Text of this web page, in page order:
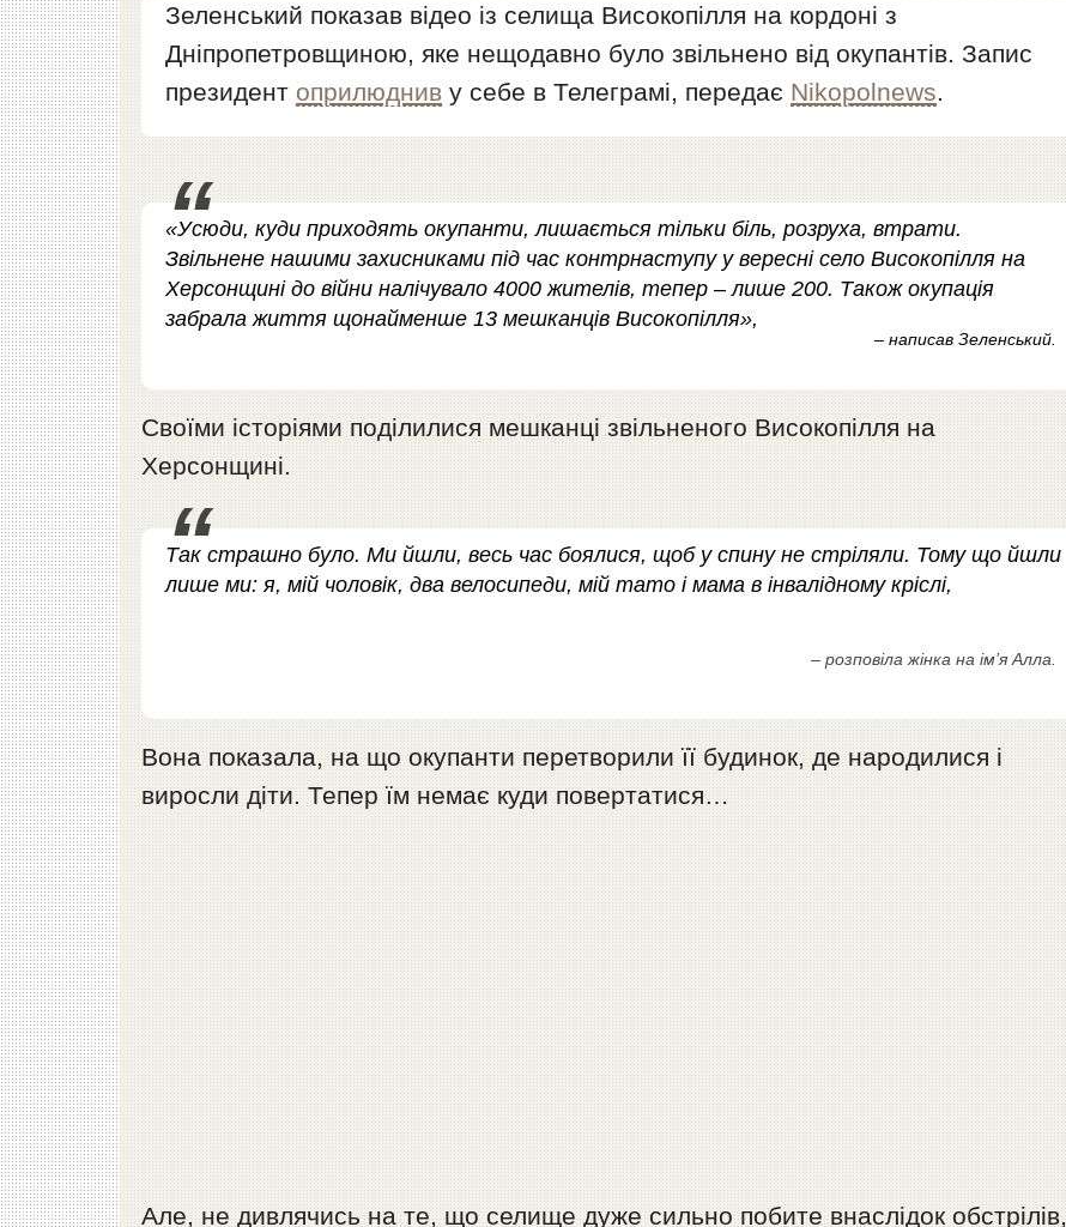
Зеленський показав відео із селища Високопілля на кордоні з
Дніпропетровщиною, яке нещодавно було звільнено від окупантів. Запис
президент оприлюднив у себе в Телеграмі, передає Nikopolnews.
«Усюди, куди приходять окупанти, лишається тільки біль, розруха, втрати.
Звільнене нашими захисниками під час контрнаступу у вересні село Високопілля на
Херсонщині до війни налічувало 4000 жителів, тепер – лише 200. Також окупація
забрала життя щонайменше 13 мешканців Високопілля»,
– написав Зеленський.
Своїми історіями поділилися мешканці звільненого Високопілля на
Херсонщині.
Так страшно було. Ми йшли, весь час боялися, щоб у спину не стріляли. Тому що йшли
лише ми: я, мій чоловік, два велосипеди, мій тато і мама в інвалідному кріслі,
– розповіла жінка на ім’я Алла.
Вона показала, на що окупанти перетворили її будинок, де народилися і
виросли діти. Тепер їм немає куди повертатися…
Але, не дивлячись на те, що селище дуже сильно побите внаслідок обстрілів,